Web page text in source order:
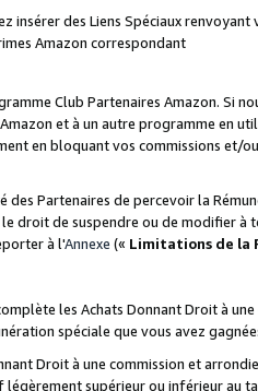
insérer des Liens Spéciaux
Amazon correspondant
Club Partenaires Amazon. Si
et à un autre programme en
en bloquant vos commissions et/
Partenaires de percevoir la
droit de suspendre ou de modifier à
à l'Annexe (« Limitations de la
les Achats Donnant Droit à
spéciale que vous avez
Droit à une commission et
supérieur ou inférieur au